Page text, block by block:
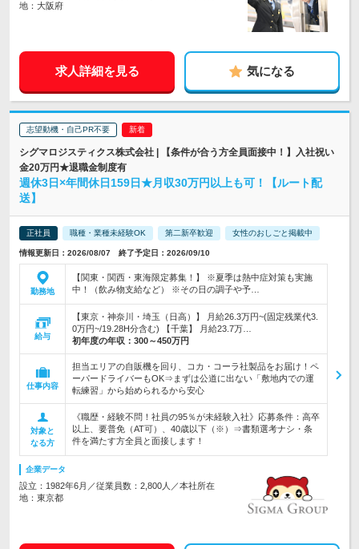
地：大阪府
求人詳細を見る 気になる
志望動機・自己PR不要
シグマロジスティクス株式会社 | 【条件が合う方全員面接中！】入社祝い
金20万円★退職金制度有
週休3日×年間休日159日★月収30万円以上も可！【ルート配
送】
正社員 職種・業種未経験OK 第二新卒歓迎 女性のおしごと掲載中
情報更新日：2026/08/07 終了予定日：2026/09/10
勤務地
【関東・関西・東海限定募集！】 ※夏季は熱中症対策も実施
中！（飲み物支給など） ※その日の調子や予…
給与
【東京・神奈川・埼玉（日高）】 月給26.3万円~(固定残業代3.
0万円~/19.28H分含む) 【千葉】 月給23.7万…
初年度の年収： 300～450万円
仕事内容
担当エリアの自販機を回り、コカ・コーラ社製品をお届け！ペ
ーパードライバーもOK⇒まずは公道に出ない「敷地内での運
転練習」から始められるから安心
対象と
なる方
《職歴・経験不問！社員の95％が未経験入社》応募条件：高卒
以上、要普免（AT可）、40歳以下（※）⇒書類選考ナシ・条
件を満たす方全員と面接します！
企業データ
設立：1982年6月／従業員数：2,800人／本社所在
地：東京都